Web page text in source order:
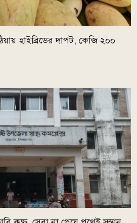
হাইব্রিডের দাপট, কেজি ২০০